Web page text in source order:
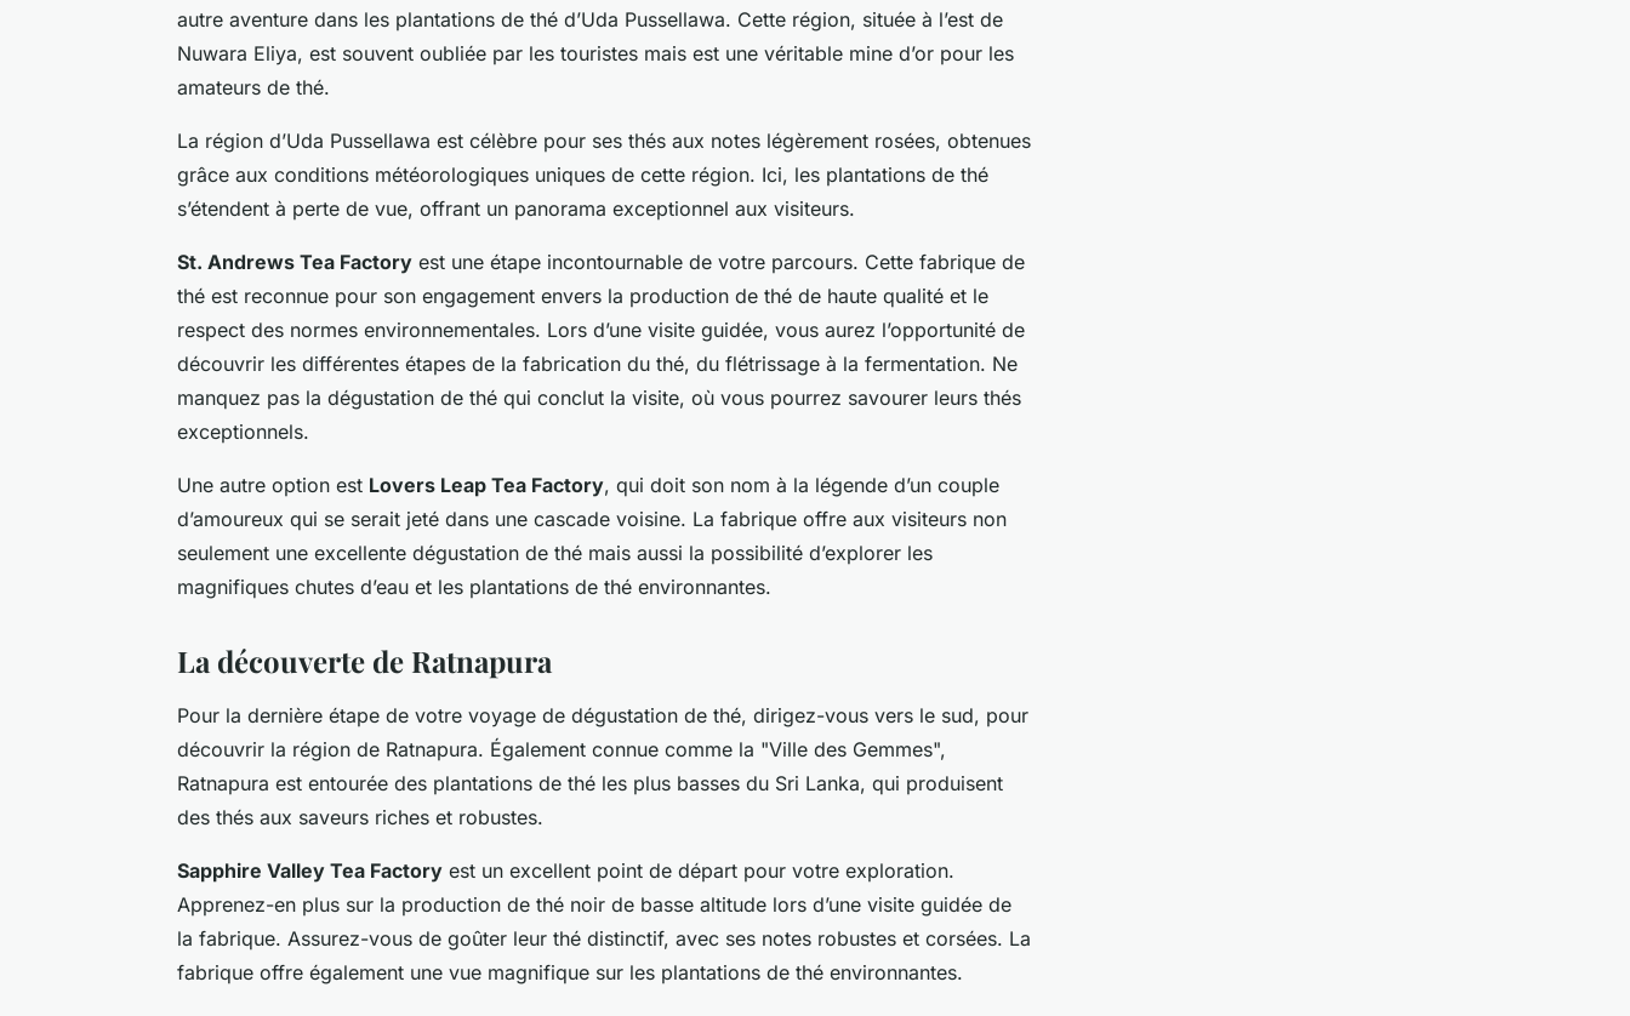
autre aventure dans les plantations de thé d’Uda Pussellawa. Cette région, située à l’est de
Nuwara Eliya, est souvent oubliée par les touristes mais est une véritable mine d’or pour les
amateurs de thé.
La région d’Uda Pussellawa est célèbre pour ses thés aux notes légèrement rosées, obtenues
grâce aux conditions météorologiques uniques de cette région. Ici, les plantations de thé
s’étendent à perte de vue, offrant un panorama exceptionnel aux visiteurs.
St. Andrews Tea Factory est une étape incontournable de votre parcours. Cette fabrique de
thé est reconnue pour son engagement envers la production de thé de haute qualité et le
respect des normes environnementales. Lors d’une visite guidée, vous aurez l’opportunité de
découvrir les différentes étapes de la fabrication du thé, du flétrissage à la fermentation. Ne
manquez pas la dégustation de thé qui conclut la visite, où vous pourrez savourer leurs thés
exceptionnels.
Une autre option est Lovers Leap Tea Factory, qui doit son nom à la légende d’un couple
d’amoureux qui se serait jeté dans une cascade voisine. La fabrique offre aux visiteurs non
seulement une excellente dégustation de thé mais aussi la possibilité d’explorer les
magnifiques chutes d’eau et les plantations de thé environnantes.
La découverte de Ratnapura
Pour la dernière étape de votre voyage de dégustation de thé, dirigez-vous vers le sud, pour
découvrir la région de Ratnapura. Également connue comme la "Ville des Gemmes",
Ratnapura est entourée des plantations de thé les plus basses du Sri Lanka, qui produisent
des thés aux saveurs riches et robustes.
Sapphire Valley Tea Factory est un excellent point de départ pour votre exploration.
Apprenez-en plus sur la production de thé noir de basse altitude lors d’une visite guidée de
la fabrique. Assurez-vous de goûter leur thé distinctif, avec ses notes robustes et corsées. La
fabrique offre également une vue magnifique sur les plantations de thé environnantes.